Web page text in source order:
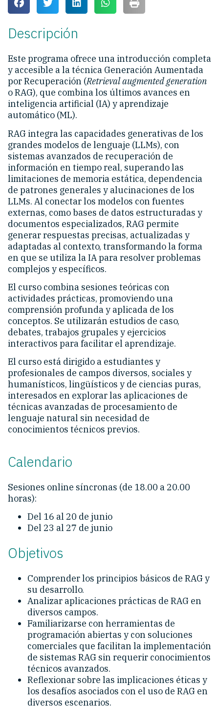
Descripción
Este programa ofrece una introducción completa
y accesible a la técnica Generación Aumentada
por Recuperación (Retrieval augmented generation
o RAG), que combina los últimos avances en
inteligencia artificial (IA) y aprendizaje
automático (ML).
RAG integra las capacidades generativas de los
grandes modelos de lenguaje (LLMs), con
sistemas avanzados de recuperación de
información en tiempo real, superando las
limitaciones de memoria estática, dependencia
de patrones generales y alucinaciones de los
LLMs. Al conectar los modelos con fuentes
externas, como bases de datos estructuradas y
documentos especializados, RAG permite
generar respuestas precisas, actualizadas y
adaptadas al contexto, transformando la forma
en que se utiliza la IA para resolver problemas
complejos y específicos.
El curso combina sesiones teóricas con
actividades prácticas, promoviendo una
comprensión profunda y aplicada de los
conceptos. Se utilizarán estudios de caso,
debates, trabajos grupales y ejercicios
interactivos para facilitar el aprendizaje.
El curso está dirigido a estudiantes y
profesionales de campos diversos, sociales y
humanísticos, lingüísticos y de ciencias puras,
interesados en explorar las aplicaciones de
técnicas avanzadas de procesamiento de
lenguaje natural sin necesidad de
conocimientos técnicos previos.
Calendario
Sesiones online síncronas (de 18.00 a 20.00
horas):
Del 16 al 20 de junio
Del 23 al 27 de junio
Objetivos
Comprender los principios básicos de RAG y
su desarrollo.
Analizar aplicaciones prácticas de RAG en
diversos campos.
Familiarizarse con herramientas de
programación abiertas y con soluciones
comerciales que facilitan la implementación
de sistemas RAG sin requerir conocimientos
técnicos avanzados.
Reflexionar sobre las implicaciones éticas y
los desafíos asociados con el uso de RAG en
diversos escenarios.